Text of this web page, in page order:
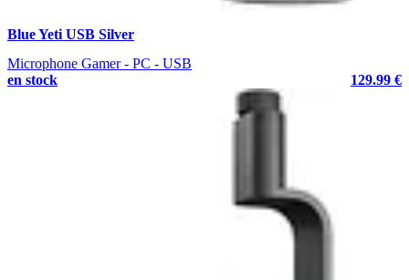
Blue Yeti USB Silver
Microphone Gamer - PC - USB
en stock
129.99 €